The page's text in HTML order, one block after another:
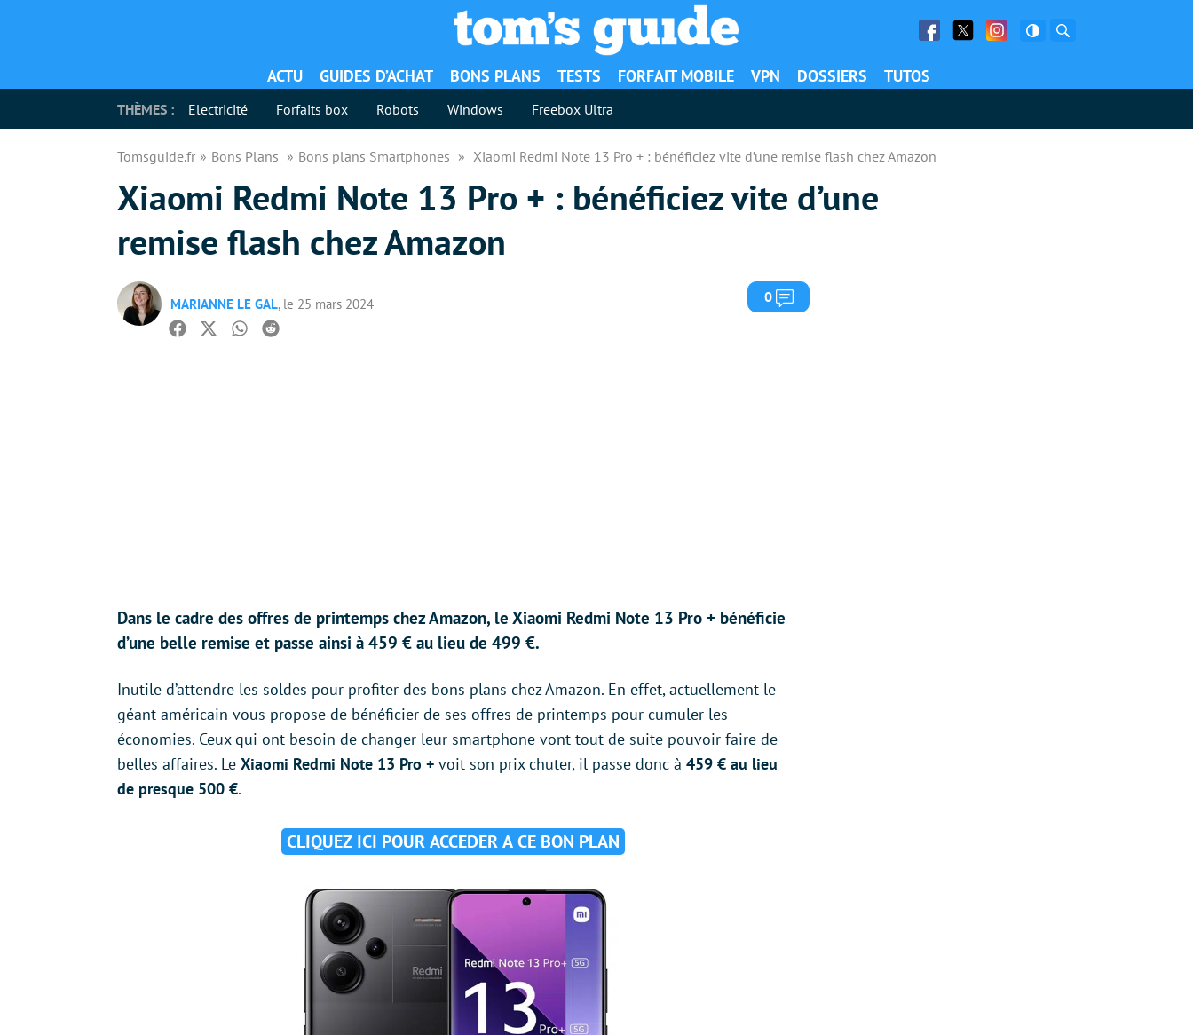
Facebook
Twitter Facebook
ACTU GUIDES D’ACHAT BONS PLANS TESTS FORFAIT MOBILE VPN DOSSIERS TUTOS
THÈMES : Electricité Forfaits box Robots Windows Freebox Ultra
Tomsguide.fr Bons Plans Bons plans Smartphones Xiaomi Redmi Note 13 Pro + : bénéficiez vite d’une remise flash chez Amazon
Xiaomi Redmi Note 13 Pro + : bénéficiez vite d’une
remise flash chez Amazon
MARIANNE LE GAL, le 25 mars 2024 0 Commentaires
Facebook
TwitterWhatsapp
Reddit
Dans le cadre des offres de printemps chez Amazon, le Xiaomi Redmi Note 13 Pro + bénéficie
d’une belle remise et passe ainsi à 459 € au lieu de 499 €.
Inutile d’attendre les soldes pour profiter des bons plans chez Amazon. En effet, actuellement le
géant américain vous propose de bénéficier de ses offres de printemps pour cumuler les
économies. Ceux qui ont besoin de changer leur smartphone vont tout de suite pouvoir faire de
belles affaires. Le Xiaomi Redmi Note 13 Pro + voit son prix chuter, il passe donc à 459 € au lieu
de presque 500 €.
CLIQUEZ ICI POUR ACCEDER A CE BON PLAN